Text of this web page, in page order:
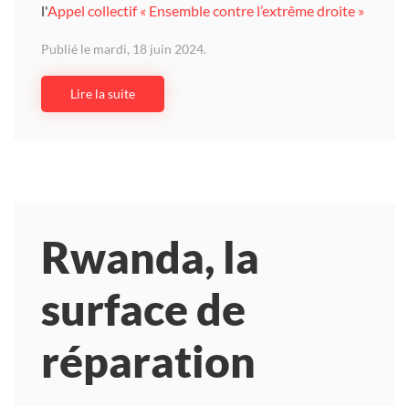
l'Appel collectif « Ensemble contre l’extrême droite »
Publié le mardi, 18 juin 2024.
Lire la suite
Rwanda, la
surface de
réparation